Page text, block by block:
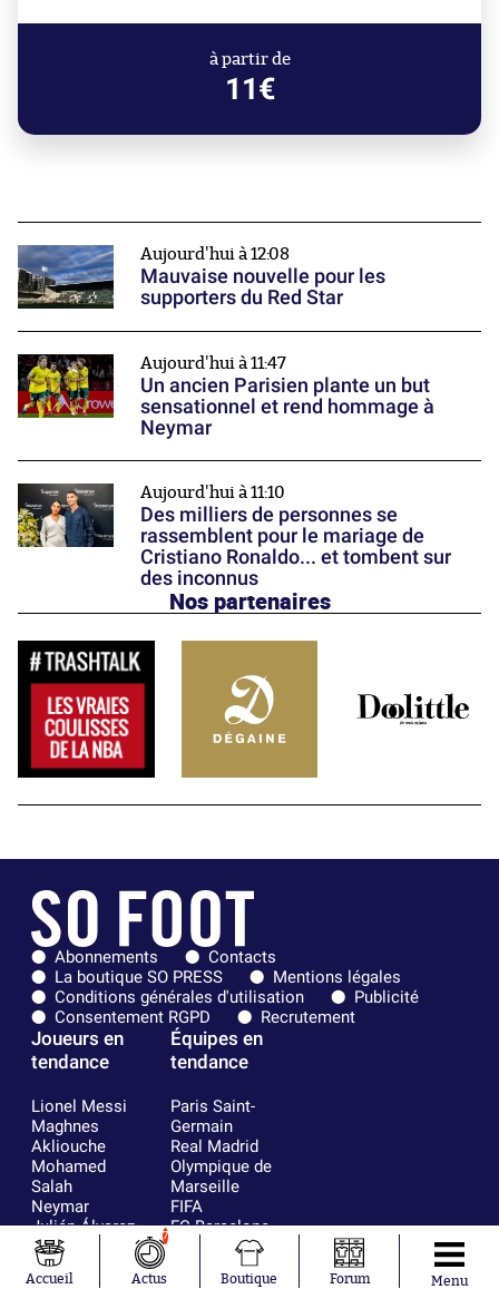
à partir de
11€
Aujourd'hui à 12:08
Mauvaise nouvelle pour les
supporters du Red Star
Aujourd'hui à 11:47
Un ancien Parisien plante un but
sensationnel et rend hommage à
Neymar
Aujourd'hui à 11:10
Des milliers de personnes se
rassemblent pour le mariage de
Cristiano Ronaldo... et tombent sur
des inconnus
Nos partenaires
Abonnements
Contacts
La boutique SO PRESS
Mentions légales
Conditions générales d'utilisation
Publicité
Consentement RGPD
Recrutement
Joueurs en
tendance
Lionel Messi
Maghnes
Akliouche
Mohamed
Salah
Neymar
Julián Álvarez
Ferrán Torres
Kilian Corredor
Équipes en
tendance
Paris Saint-
Germain
Real Madrid
Olympique de
Marseille
FIFA
FC Barcelone
Argentine
Olympique
Accueil
7
Actus Boutique Forum Menu